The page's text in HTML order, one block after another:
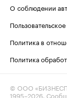
О соблюдении
Политика в
Политика
© ООО
1995–2026.